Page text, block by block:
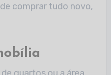
comprar tudo novo,